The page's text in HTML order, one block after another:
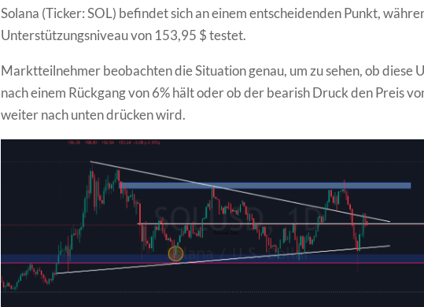
Solana (Ticker: SOL) befindet sich an einem entscheidenden Punkt,
Unterstützungsniveau von 153,95 $ testet.
Marktteilnehmer beobachten die Situation genau, um zu sehen, ob diese
nach einem Rückgang von 6% hält oder ob der bearish Druck den Preis
weiter nach unten drücken wird.